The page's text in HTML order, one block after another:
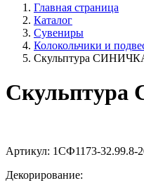
Главная страница
Каталог
Сувениры
Колокольчики и
Скульптура
Артикул: 1СФ1173-32.99.8-
Декорирование: